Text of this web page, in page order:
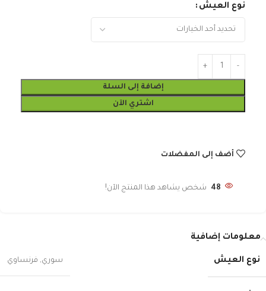
نوع العيش
إضافة إلى السلة
اشتري الآن
أضف إلى المفضلات
48 شخص يشاهد هذا المنتج الآن!
معلومات إضافية
نوع العيش سوري, فرنساوي